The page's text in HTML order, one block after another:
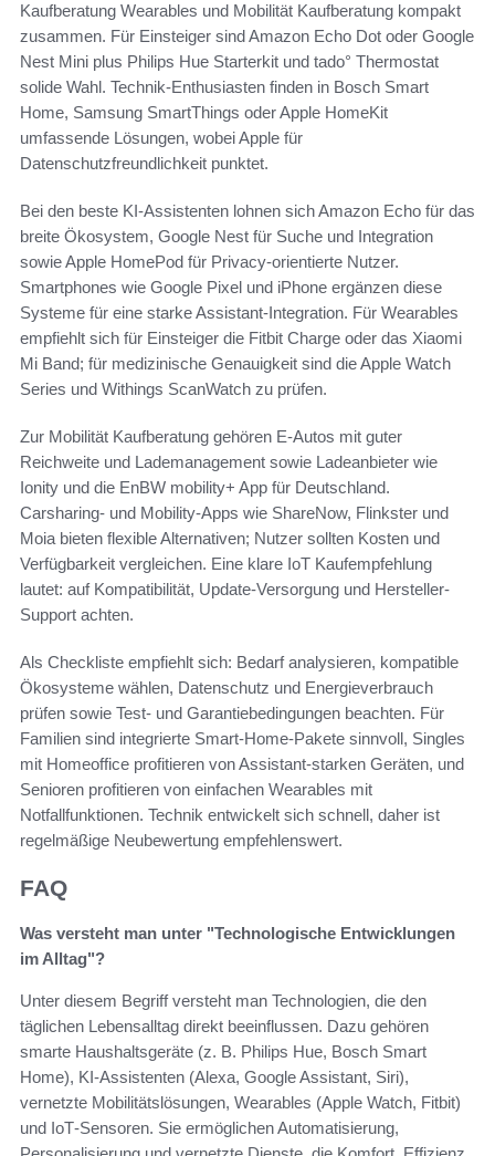
Kaufberatung Wearables und Mobilität Kaufberatung kompakt
zusammen. Für Einsteiger sind Amazon Echo Dot oder Google
Nest Mini plus Philips Hue Starterkit und tado° Thermostat
solide Wahl. Technik-Enthusiasten finden in Bosch Smart
Home, Samsung SmartThings oder Apple HomeKit
umfassende Lösungen, wobei Apple für
Datenschutzfreundlichkeit punktet.
Bei den beste KI-Assistenten lohnen sich Amazon Echo für das
breite Ökosystem, Google Nest für Suche und Integration
sowie Apple HomePod für Privacy-orientierte Nutzer.
Smartphones wie Google Pixel und iPhone ergänzen diese
Systeme für eine starke Assistant-Integration. Für Wearables
empfiehlt sich für Einsteiger die Fitbit Charge oder das Xiaomi
Mi Band; für medizinische Genauigkeit sind die Apple Watch
Series und Withings ScanWatch zu prüfen.
Zur Mobilität Kaufberatung gehören E-Autos mit guter
Reichweite und Lademanagement sowie Ladeanbieter wie
Ionity und die EnBW mobility+ App für Deutschland.
Carsharing- und Mobility-Apps wie ShareNow, Flinkster und
Moia bieten flexible Alternativen; Nutzer sollten Kosten und
Verfügbarkeit vergleichen. Eine klare IoT Kaufempfehlung
lautet: auf Kompatibilität, Update-Versorgung und Hersteller-
Support achten.
Als Checkliste empfiehlt sich: Bedarf analysieren, kompatible
Ökosysteme wählen, Datenschutz und Energieverbrauch
prüfen sowie Test- und Garantiebedingungen beachten. Für
Familien sind integrierte Smart-Home-Pakete sinnvoll, Singles
mit Homeoffice profitieren von Assistant-starken Geräten, und
Senioren profitieren von einfachen Wearables mit
Notfallfunktionen. Technik entwickelt sich schnell, daher ist
regelmäßige Neubewertung empfehlenswert.
FAQ
Was versteht man unter "Technologische Entwicklungen
im Alltag"?
Unter diesem Begriff versteht man Technologien, die den
täglichen Lebensalltag direkt beeinflussen. Dazu gehören
smarte Haushaltsgeräte (z. B. Philips Hue, Bosch Smart
Home), KI‑Assistenten (Alexa, Google Assistant, Siri),
vernetzte Mobilitätslösungen, Wearables (Apple Watch, Fitbit)
und IoT‑Sensoren. Sie ermöglichen Automatisierung,